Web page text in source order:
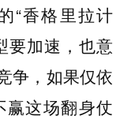
“香格里拉计
要加速，也意
争，如果仅依
这场翻身仗